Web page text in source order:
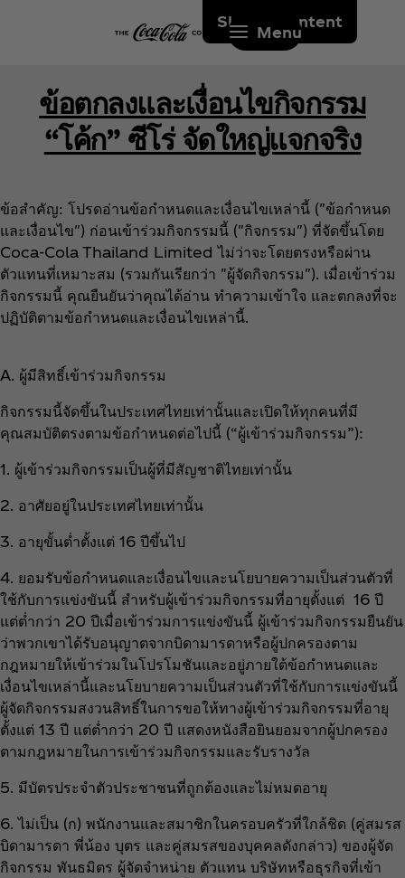
Skip to content
Menu
ข้อตกลงและเงื่อนไขกิจกรรม
“โค้ก” ซีโร่ จัดใหญ่แจกจริง
ข้อสำคัญ: โปรดอ่านข้อกำหนดและเงื่อนไขเหล่านี้ ("ข้อกำหนด
และเงื่อนไข") ก่อนเข้าร่วมกิจกรรมนี้ ("กิจกรรม") ที่จัดขึ้นโดย
Coca‑Cola Thailand Limited ไม่ว่าจะโดยตรงหรือผ่าน
ตัวแทนที่เหมาะสม (รวมกันเรียกว่า "ผู้จัดกิจกรรม"). เมื่อเข้าร่วม
กิจกรรมนี้ คุณยืนยันว่าคุณได้อ่าน ทำความเข้าใจ และตกลงที่จะ
ปฏิบัติตามข้อกำหนดและเงื่อนไขเหล่านี้.
A. ผู้มีสิทธิ์เข้าร่วมกิจกรรม
กิจกรรมนี้จัดขึ้นในประเทศไทยเท่านั้นและเปิดให้ทุกคนที่มี
คุณสมบัติตรงตามข้อกำหนดต่อไปนี้ (“ผู้เข้าร่วมกิจกรรม”):
1. ผู้เข้าร่วมกิจกรรมเป็นผู้ที่มีสัญชาติไทยเท่านั้น
2. อาศัยอยู่ในประเทศไทยเท่านั้น
3. อายุขั้นต่ำตั้งแต่ 16 ปีขึ้นไป
4. ยอมรับข้อกำหนดและเงื่อนไขและนโยบายความเป็นส่วนตัวที่
ใช้กับการแข่งขันนี้ สำหรับผู้เข้าร่วมกิจกรรมที่อายุตั้งแต่ 16 ปี
แต่ต่ำกว่า 20 ปีเมื่อเข้าร่วมการแข่งขันนี้ ผู้เข้าร่วมกิจกรรมยืนยัน
ว่าพวกเขาได้รับอนุญาตจากบิดามารดาหรือผู้ปกครองตาม
กฎหมายให้เข้าร่วมในโปรโมชันและอยู่ภายใต้ข้อกำหนดและ
เงื่อนไขเหล่านี้และนโยบายความเป็นส่วนตัวที่ใช้กับการแข่งขันนี้
ผู้จัดกิจกรรมสงวนสิทธิ์ในการขอให้ทางผู้เข้าร่วมกิจกรรมที่อายุ
ตั้งแต่ 13 ปี แต่ต่ำกว่า 20 ปี แสดงหนังสือยินยอมจากผู้ปกครอง
ตามกฎหมายในการเข้าร่วมกิจกรรมและรับรางวัล
5. มีบัตรประจำตัวประชาชนที่ถูกต้องและไม่หมดอายุ
6. ไม่เป็น (ก) พนักงานและสมาชิกในครอบครัวที่ใกล้ชิด (คู่สมรส
บิดามารดา พี่น้อง บุตร และคู่สมรสของบุคคลดังกล่าว) ของผู้จัด
กิจกรรม พันธมิตร ผู้จัดจำหน่าย ตัวแทน บริษัทหรือธุรกิจที่เข้า